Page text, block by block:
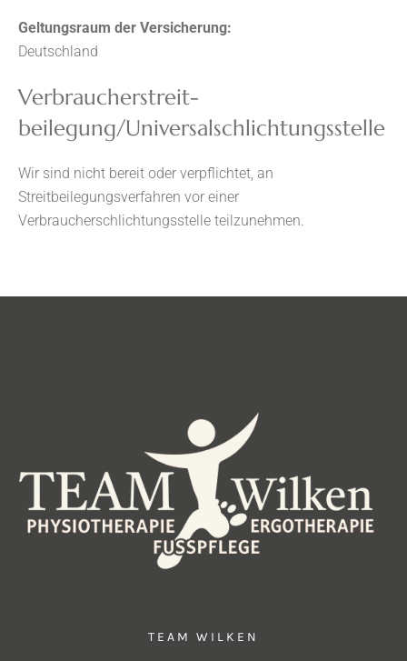
Geltungsraum der Versicherung:
Deutschland
Verbraucher­streit­
beilegung/Universal­schlichtungs­stelle
Wir sind nicht bereit oder verpflichtet, an
Streitbeilegungsverfahren vor einer
Verbraucherschlichtungsstelle teilzunehmen.
TEAM WILKEN